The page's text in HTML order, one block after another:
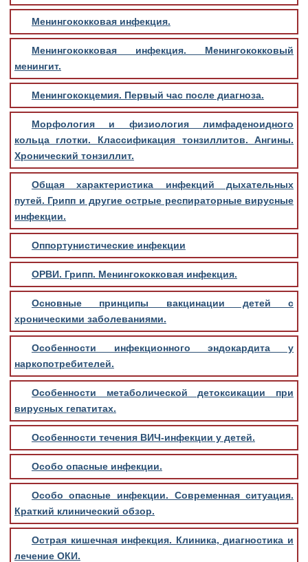
Менингококковая инфекция.
Менингококковая инфекция. Менингококковый
менингит.
Менингококцемия. Первый час после диагноза.
Морфология и физиология лимфаденоидного
кольца глотки. Классификация тонзиллитов. Ангины.
Хронический тонзиллит.
Общая характеристика инфекций дыхательных
путей. Грипп и другие острые респираторные вирусные
инфекции.
Оппортунистические инфекции
ОРВИ. Грипп. Менингококковая инфекция.
Основные принципы вакцинации детей с
хроническими заболеваниями.
Особенности инфекционного эндокардита у
наркопотребителей.
Особенности метаболической детоксикации при
вирусных гепатитах.
Особенности течения ВИЧ-инфекции у детей.
Особо опасные инфекции.
Особо опасные инфекции. Современная ситуация.
Краткий клинический обзор.
Острая кишечная инфекция. Клиника, диагностика и
лечение ОКИ.